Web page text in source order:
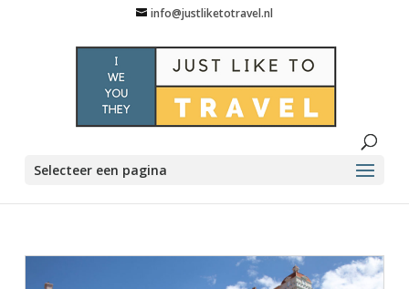
info@justliketotravel.nl
Selecteer een pagina